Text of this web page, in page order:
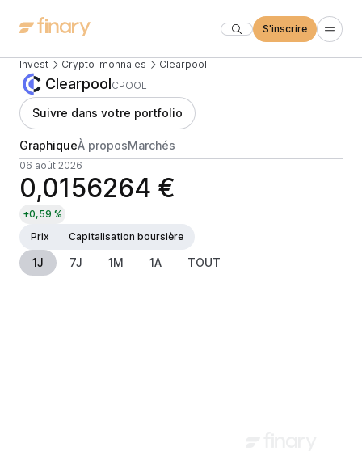
S'inscrire
Invest Crypto-monnaies Clearpool
ClearpoolCPOOL
Suivre dans votre portfolio
GraphiqueÀ proposMarchés
06 août 2026
0,0156264 €
+0,59 %
Prix
Capitalisation boursière
1J 7J 1M 1A TOUT